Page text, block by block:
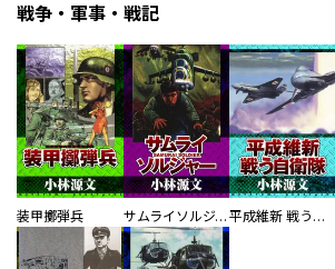
戦争・軍事・戦記
装甲擲弾兵 サムライソルジャー SAMURAI SOLDIER 平成維新 戦う自衛隊